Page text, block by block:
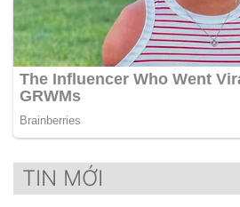
TIN MỚI